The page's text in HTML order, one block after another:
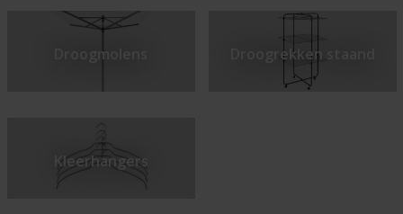
Droogmolens Droogrekken staand
Kleerhangers